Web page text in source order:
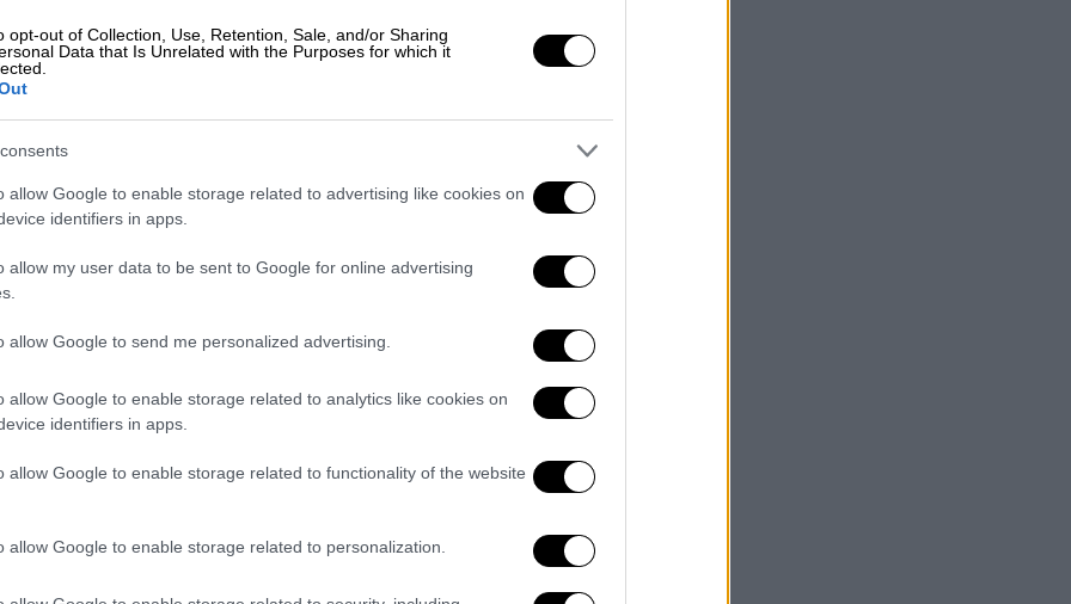
opt-out of Collection, Use, Retention, Sale, and/or Sharing
Data that Is Unrelated with the Purposes for which it
allow Google to enable storage related to advertising like cookies on
identifiers in apps.
allow my user data to be sent to Google for online advertising
allow Google to send me personalized advertising.
allow Google to enable storage related to analytics like cookies on
identifiers in apps.
allow Google to enable storage related to functionality of the website
allow Google to enable storage related to personalization.
πώς οι ΗΠΑ επιδιώκουν τη
θανατική του ποινή
περισσότερες από 7.000
πληροφορίες
Συμπλοκη Ισραηλινών και
Συντάγματος
στο ΑΤ Συντάγματος